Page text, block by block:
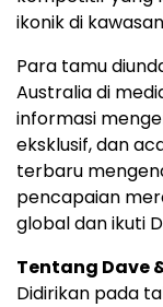
ikonik di
Para tamu
Australia di
informasi
eksklusif, dan
terbaru
pencapaian
global dan ikuti
Tentang Dave
Didirikan pada